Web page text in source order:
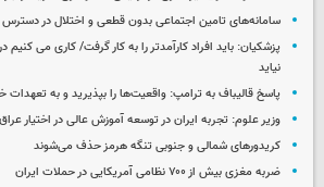
سامانه‌های تامین اجتماعی بدون قطعی و اختلال در
پزشکیان: باید افراد کارآمدتر را به کار گرفت/ کاری می
نیاید
پاسخ قالیباف به ترامپ: واقعیت‌ها را بپذیرید و به
وزیر علوم: تجربه ایران در توسعه آموزش عالی در اختیار
کریدورهای شمالی و جنوبی تنگه هرمز حذف می‌شوند
ضربه مغزی بیش از ۷۰۰ نظامی آمریکایی در حملات ایران